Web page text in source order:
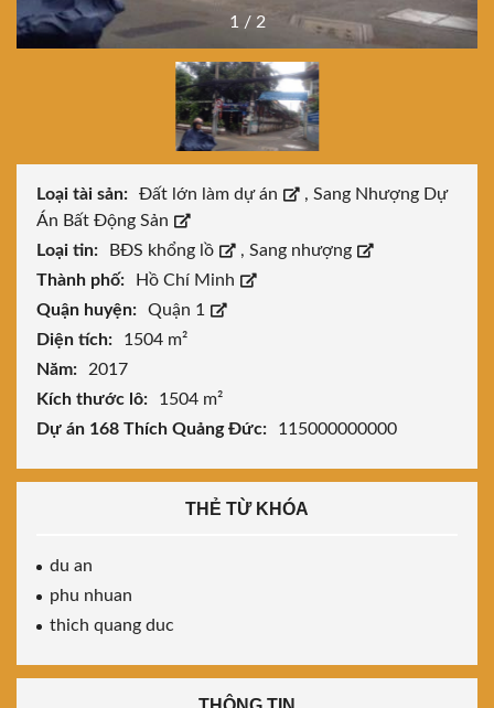
1 / 2
Loại tài sản: Đất lớn làm dự án , Sang Nhượng Dự
Án Bất Động Sản
Loại tin:
BĐS khổng lồ , Sang nhượng
Thành phố:
Hồ Chí Minh
Quận huyện:
Quận 1
Diện tích:
1504 m²
Năm:
2017
Kích thước lô:
1504 m²
Dự án 168 Thích Quảng Đức:
115000000000
THẺ TỪ KHÓA
du an
phu nhuan
thich quang duc